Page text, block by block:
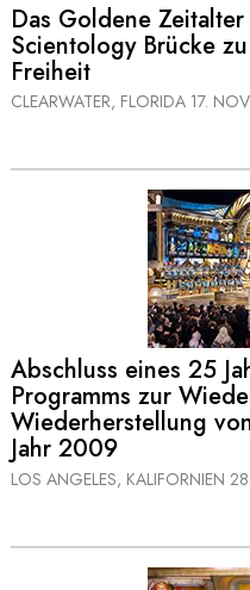
Das Goldene
Scientology Brücke
Freiheit
CLEARWATER, FLORIDA 17.
Abschluss eines 25
Programms zur
Wiederherstellung
Jahr 2009
LOS ANGELES, KALIFORNIEN